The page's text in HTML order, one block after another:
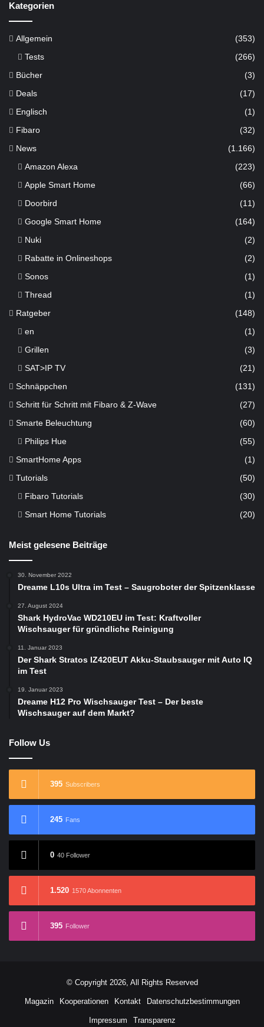
Kategorien
Allgemein (353)
Tests (266)
Bücher (3)
Deals (17)
Englisch (1)
Fibaro (32)
News (1.166)
Amazon Alexa
(223)
Apple Smart Home
(66)
Doorbird
(11)
Google Smart Home
(164)
Nuki
(2)
Rabatte in Onlineshops
(2)
Sonos
(1)
Thread
(1)
Ratgeber (148)
en
(1)
Grillen
(3)
SAT>IP TV
(21)
Schnäppchen (131)
Schritt für Schritt mit Fibaro & Z-Wave (27)
Smarte Beleuchtung (60)
Philips Hue (55)
SmartHome Apps (1)
Tutorials (50)
Fibaro Tutorials
(30)
Smart Home Tutorials
(20)
Meist gelesene Beiträge
30. November 2022
Dreame L10s Ultra im Test – Saugroboter der Spitzenklasse
27. August 2024
Shark HydroVac WD210EU im Test: Kraftvoller
Wischsauger für gründliche Reinigung
11. Januar 2023
Der Shark Stratos IZ420EUT Akku-Staubsauger mit Auto IQ
im Test
19. Januar 2023
Dreame H12 Pro Wischsauger Test – Der beste
Wischsauger auf dem Markt?
Follow Us
395 Subscribers
245 Fans
0 40 Follower
1.520 1570 Abonnenten
395 Follower
© Copyright 2026, All Rights Reserved
Magazin Kooperationen Kontakt Datenschutzbestimmungen
Impressum Transparenz